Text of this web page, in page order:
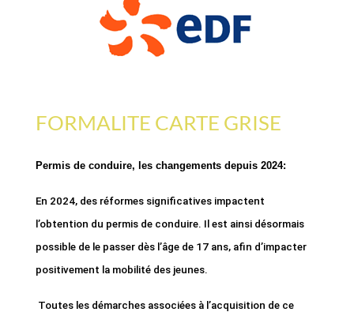
FORMALITE CARTE GRISE
Permis de conduire, les changements depuis 2024:
En 2024, des réformes significatives impactent
l’obtention du permis de conduire. Il est ainsi désormais
possible de le passer dès l’âge de 17 ans, afin d’impacter
positivement la mobilité des jeunes.
Toutes les démarches associées à l’acquisition de ce